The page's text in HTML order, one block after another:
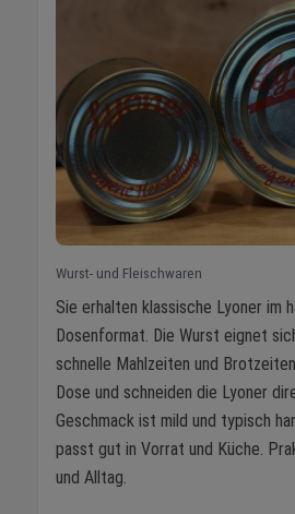
Wurst- und Fleischwaren
Sie erhalten klassische Lyoner im
Dosenformat. Die Wurst eignet
schnelle Mahlzeiten und
Dose und schneiden die Lyoner
Geschmack ist mild und typisch
passt gut in Vorrat und Küche.
und Alltag.